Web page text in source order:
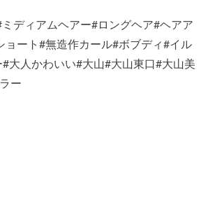
ディアムヘアー#ロングヘア#ヘアア
ート#無造作カール#ボブディ#イル
大人かわいい#大山#大山東口#大山美
ー